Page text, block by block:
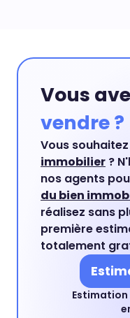
Vous
vendre ?
Vous souhaitez
immobilier ?
nos agents
du bien
réalisez sans
première
totalement
Estimation